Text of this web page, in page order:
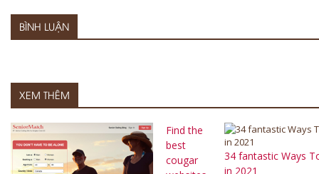
BÌNH LUẬN
XEM THÊM
Find the
best
cougar
34 fantastic Ways
in 2021